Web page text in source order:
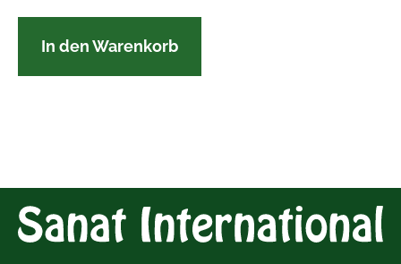
In den Warenkorb